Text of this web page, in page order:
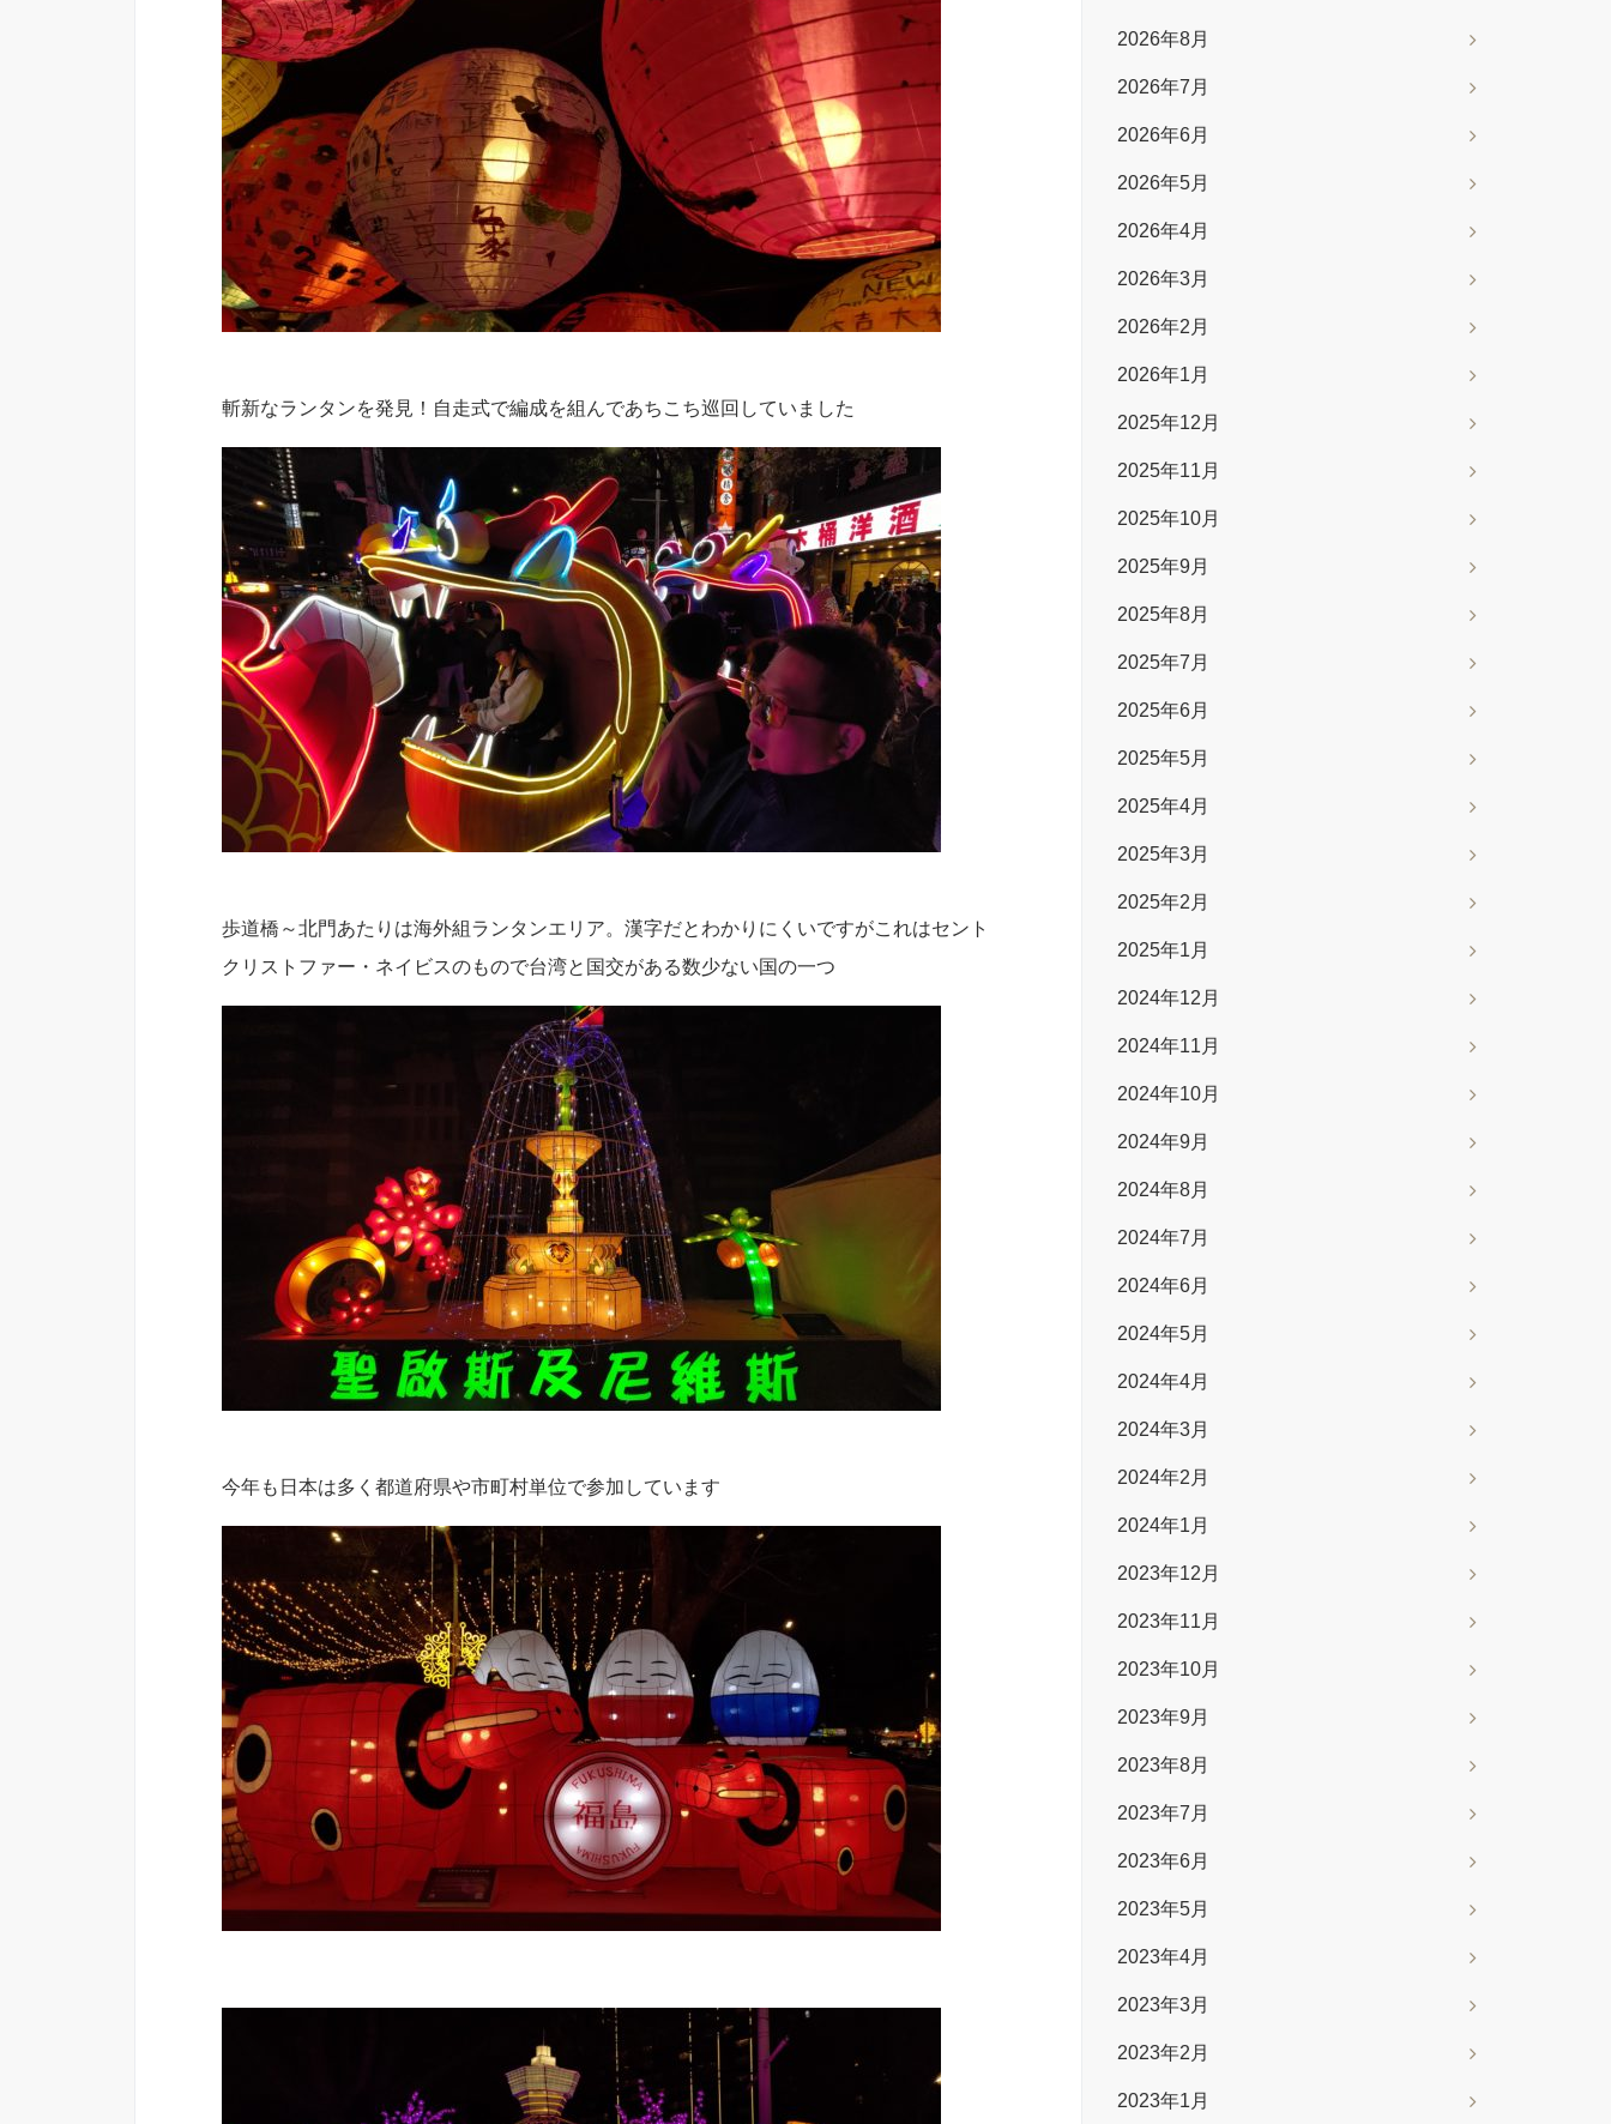
斬新なランタンを発見！自走式で編成を組んであちこち巡回していました
歩道橋～北門あたりは海外組ランタンエリア。漢字だとわかりにくいですがこれはセント
クリストファー・ネイビスのもので台湾と国交がある数少ない国の一つ
今年も日本は多く都道府県や市町村単位で参加しています
2026年8月
2026年7月
2026年6月
2026年5月
2026年4月
2026年3月
2026年2月
2026年1月
2025年12月
2025年11月
2025年10月
2025年9月
2025年8月
2025年7月
2025年6月
2025年5月
2025年4月
2025年3月
2025年2月
2025年1月
2024年12月
2024年11月
2024年10月
2024年9月
2024年8月
2024年7月
2024年6月
2024年5月
2024年4月
2024年3月
2024年2月
2024年1月
2023年12月
2023年11月
2023年10月
2023年9月
2023年8月
2023年7月
2023年6月
2023年5月
2023年4月
2023年3月
2023年2月
2023年1月